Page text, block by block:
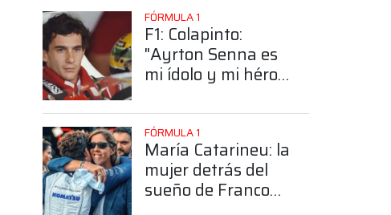
FÓRMULA 1
F1: Colapinto:
"Ayrton Senna es
mi ídolo y mi héroe
FÓRMULA 1
María Catarineu: la
mujer detrás del
sueño de Franco